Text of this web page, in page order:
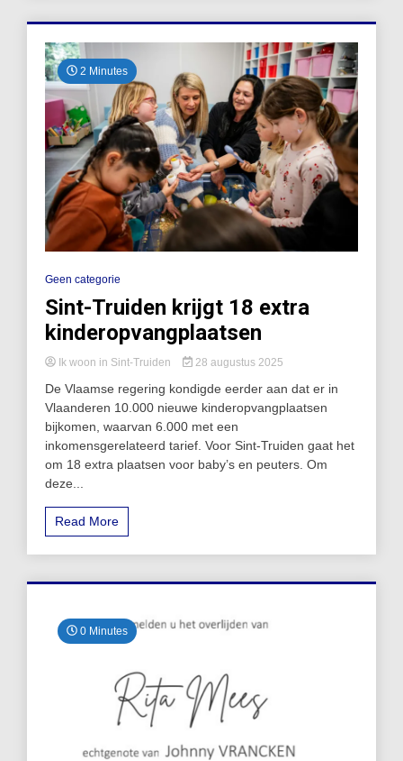
2 Minutes
Geen categorie
Sint-Truiden krijgt 18 extra
kinderopvangplaatsen
Ik woon in Sint-Truiden 28 augustus 2025
De Vlaamse regering kondigde eerder aan dat er in
Vlaanderen 10.000 nieuwe kinderopvangplaatsen
bijkomen, waarvan 6.000 met een
inkomensgerelateerd tarief. Voor Sint-Truiden gaat het
om 18 extra plaatsen voor baby’s en peuters. Om
deze...
Read More
0 Minutes